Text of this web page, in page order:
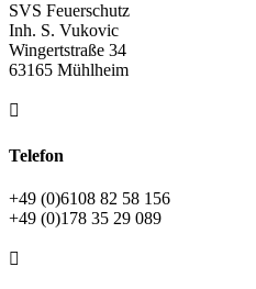
SVS Feuerschutz
Inh. S. Vukovic
Wingertstraße 34
63165 Mühlheim

Telefon
+49 (0)6108 82 58 156
+49 (0)178 35 29 089
